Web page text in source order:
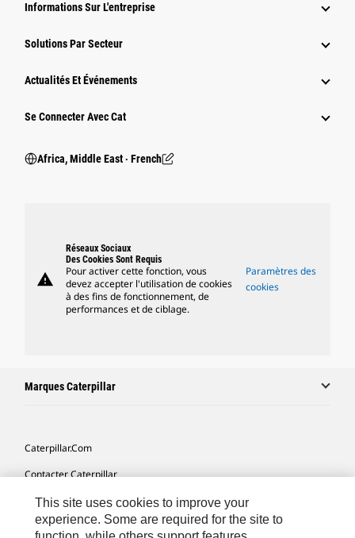
Informations Sur L'entreprise
Solutions Par Secteur
Actualités Et Événements
Se Connecter Avec Cat
Africa, Middle East ‧ French
warning
Réseaux Sociaux
Des Cookies Sont Requis
Pour activer cette fonction, vous
devez accepter l'utilisation de cookies
à des fins de fonctionnement, de
performances et de ciblage.
Paramètres des
cookies
Marques Caterpillar
Caterpillar.com
Contacter Caterpillar
Mes Préférences Marketing
Plan Du Site
This site uses cookies to improve your
experience. Some are required for the site to